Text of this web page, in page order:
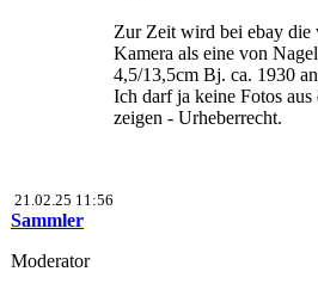
Zur Zeit wird bei ebay die
Kamera als eine von
4,5/13,5cm Bj. ca. 1930
Ich darf ja keine Fotos
zeigen - Urheberrecht.
21.02.25 11:56
Sammler
Moderator